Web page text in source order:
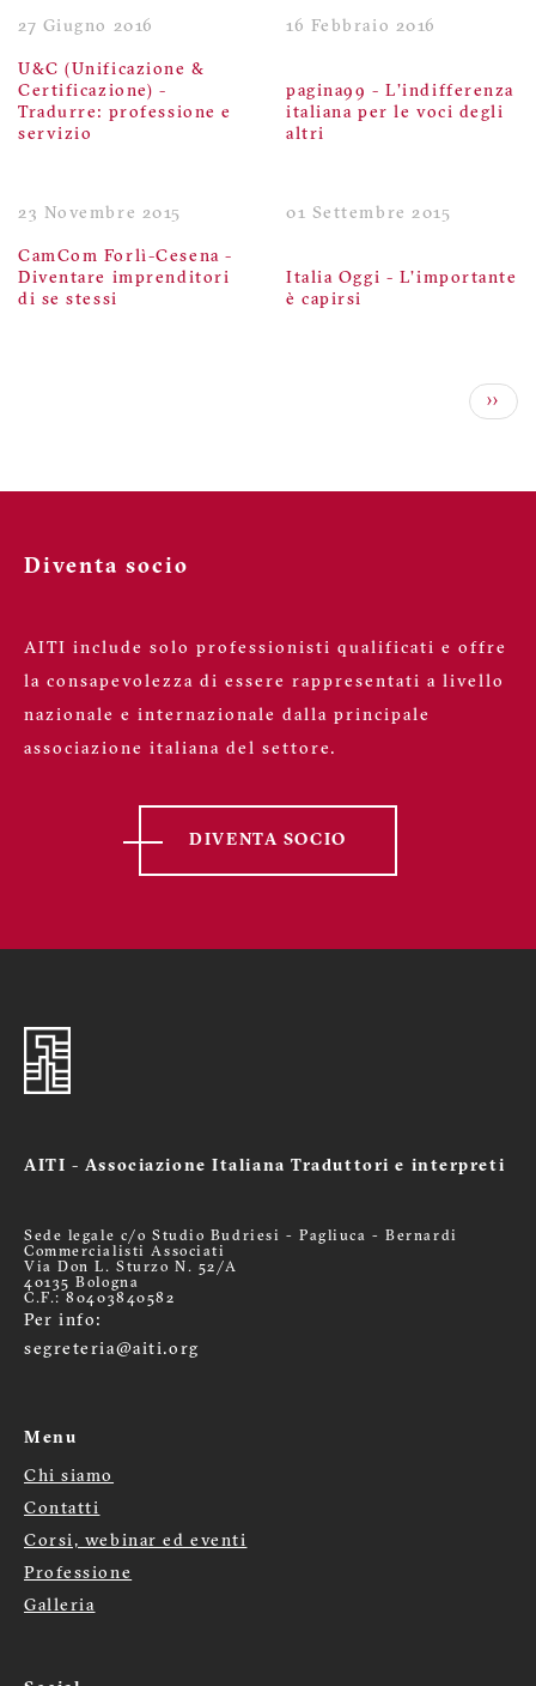
27 Giugno 2016
U&C (Unificazione &
Certificazione) -
Tradurre: professione e
servizio
16 Febbraio 2016
pagina99 - L'indifferenza
italiana per le voci degli
altri
23 Novembre 2015
CamCom Forlì-Cesena -
Diventare imprenditori
di se stessi
01 Settembre 2015
Italia Oggi - L'importante
è capirsi
››
Diventa socio
AITI include solo professionisti qualificati e offre
la consapevolezza di essere rappresentati a livello
nazionale e internazionale dalla principale
associazione italiana del settore.
DIVENTA SOCIO
AITI - Associazione Italiana Traduttori e interpreti
Sede legale c/o Studio Budriesi - Pagliuca - Bernardi
Commercialisti Associati
Via Don L. Sturzo N. 52/A
40135 Bologna
C.F.: 80403840582
Per info:
segreteria@aiti.org
Menu
Menù
footer
Chi siamo
Contatti
Corsi, webinar ed eventi
Professione
Galleria